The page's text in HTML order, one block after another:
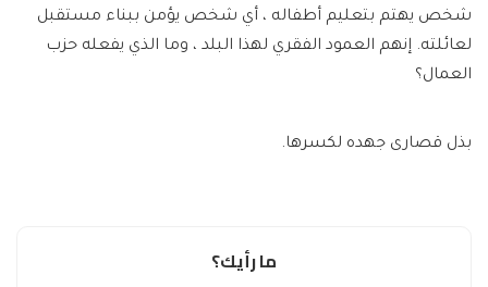
شخص يهتم بتعليم أطفاله ، أي شخص يؤمن ببناء مستقبل
لعائلته. إنهم العمود الفقري لهذا البلد ، وما الذي يفعله حزب
العمال؟
بذل قصارى جهده لكسرها.
ما رأيك؟